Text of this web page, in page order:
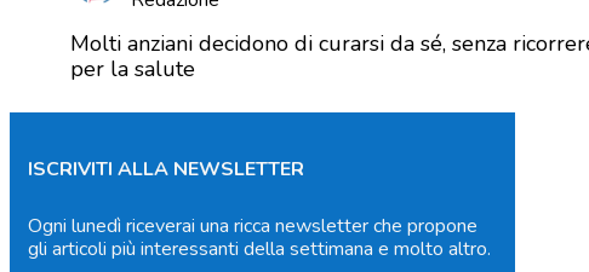
Molti anziani decidono di curarsi da sé, senza
per la salute
ISCRIVITI ALLA NEWSLETTER
Ogni lunedì riceverai una ricca newsletter che propone
gli articoli più interessanti della settimana e molto altro.